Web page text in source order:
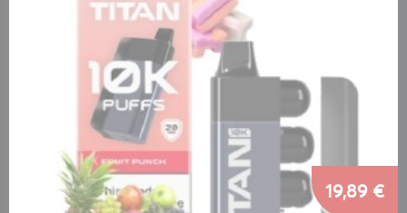
19,89 €